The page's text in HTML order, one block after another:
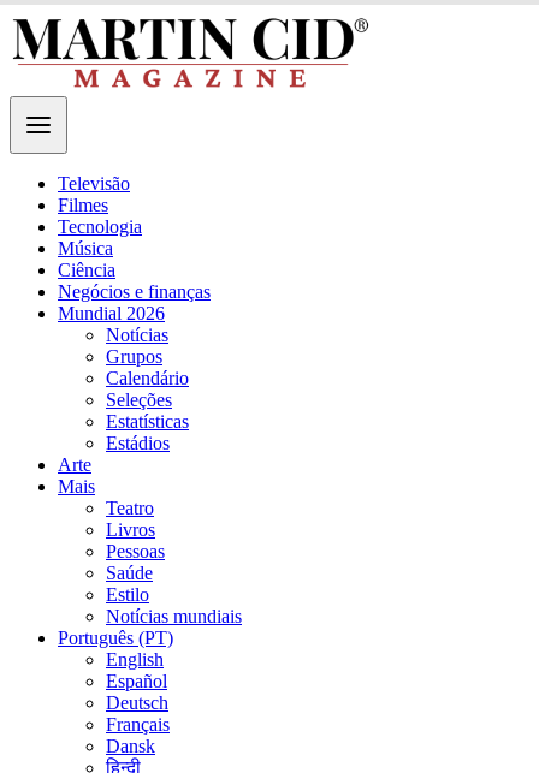
Televisão
Filmes
Tecnologia
Música
Ciência
Negócios e finanças
Mundial 2026
Notícias
Grupos
Calendário
Seleções
Estatísticas
Estádios
Arte
Mais
Teatro
Livros
Pessoas
Saúde
Estilo
Notícias mundiais
Português (PT)
English
Español
Deutsch
Français
Dansk
हिन्दी